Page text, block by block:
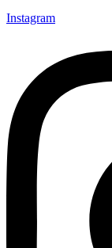
Instagram